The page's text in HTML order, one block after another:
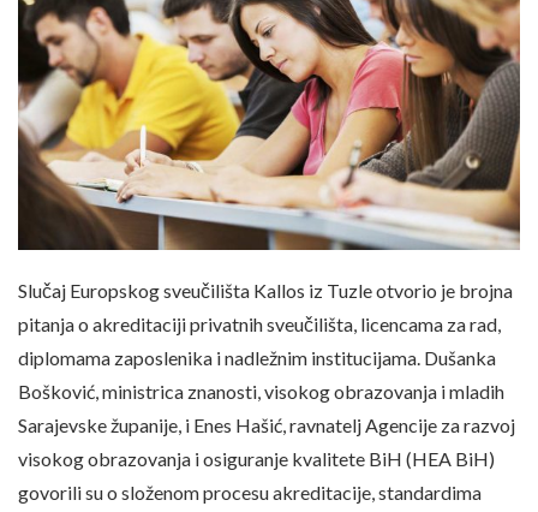
Slučaj Europskog sveučilišta Kallos iz Tuzle otvorio je brojna
pitanja o akreditaciji privatnih sveučilišta, licencama za rad,
diplomama zaposlenika i nadležnim institucijama. Dušanka
Bošković, ministrica znanosti, visokog obrazovanja i mladih
Sarajevske županije, i Enes Hašić, ravnatelj Agencije za razvoj
visokog obrazovanja i osiguranje kvalitete BiH (HEA BiH)
govorili su o složenom procesu akreditacije, standardima